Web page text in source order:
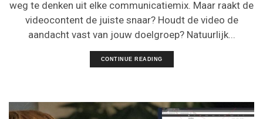
weg te denken uit elke communicatiemix. Maar raakt de
videocontent de juiste snaar? Houdt de video de
aandacht vast van jouw doelgroep? Natuurlijk...
CONTINUE READING